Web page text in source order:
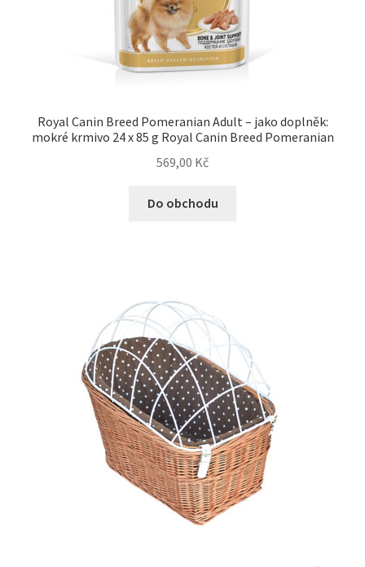
Royal Canin Breed Pomeranian Adult – jako doplněk:
mokré krmivo 24 x 85 g Royal Canin Breed Pomeranian
569,00 Kč
Do obchodu